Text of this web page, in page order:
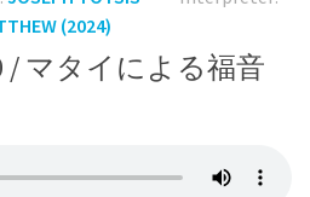
(2024)
/ マタイによる福音